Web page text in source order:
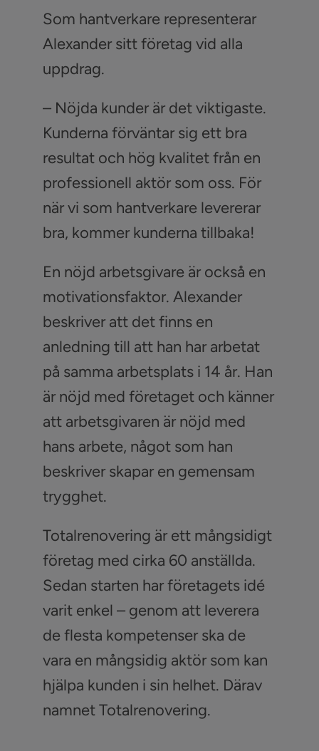
Som hantverkare representerar
Alexander sitt företag vid alla
uppdrag.
– Nöjda kunder är det viktigaste.
Kunderna förväntar sig ett bra
resultat och hög kvalitet från en
professionell aktör som oss. För
när vi som hantverkare levererar
bra, kommer kunderna tillbaka!
En nöjd arbetsgivare är också en
motivationsfaktor. Alexander
beskriver att det finns en
anledning till att han har arbetat
på samma arbetsplats i 14 år. Han
är nöjd med företaget och känner
att arbetsgivaren är nöjd med
hans arbete, något som han
beskriver skapar en gemensam
trygghet.
Totalrenovering är ett mångsidigt
företag med cirka 60 anställda.
Sedan starten har företagets idé
varit enkel – genom att leverera
de flesta kompetenser ska de
vara en mångsidig aktör som kan
hjälpa kunden i sin helhet. Därav
namnet Totalrenovering.